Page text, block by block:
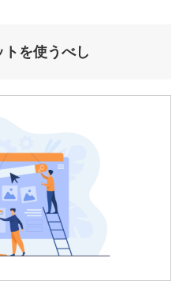
を使うべし